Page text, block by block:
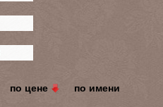
по цене по имени